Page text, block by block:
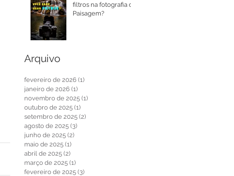
filtros na fotografia de
Paisagem?
Arquivo
fevereiro de 2026 (1)
janeiro de 2026 (1)
novembro de 2025 (1)
outubro de 2025 (1)
setembro de 2025 (2)
agosto de 2025 (3)
junho de 2025 (2)
maio de 2025 (1)
abril de 2025 (2)
março de 2025 (1)
fevereiro de 2025 (3)